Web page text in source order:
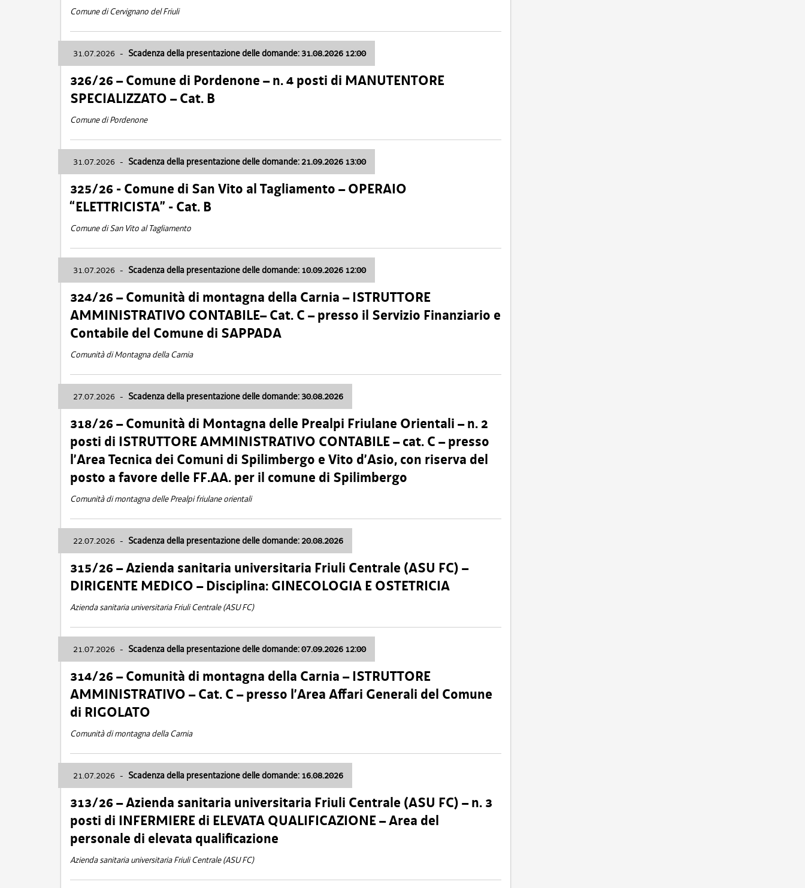
Comune di Cervignano del Friuli
31.07.2026 - Scadenza della presentazione delle domande: 31.08.2026 12:00
326/26 – Comune di Pordenone – n. 4 posti di MANUTENTORE
SPECIALIZZATO – Cat. B
Comune di Pordenone
31.07.2026 - Scadenza della presentazione delle domande: 21.09.2026 13:00
325/26 - Comune di San Vito al Tagliamento – OPERAIO
“ELETTRICISTA” - Cat. B
Comune di San Vito al Tagliamento
31.07.2026 - Scadenza della presentazione delle domande: 10.09.2026 12:00
324/26 – Comunità di montagna della Carnia – ISTRUTTORE
AMMINISTRATIVO CONTABILE– Cat. C – presso il Servizio Finanziario e
Contabile del Comune di SAPPADA
Comunità di Montagna della Carnia
27.07.2026 - Scadenza della presentazione delle domande: 30.08.2026
318/26 – Comunità di Montagna delle Prealpi Friulane Orientali – n. 2
posti di ISTRUTTORE AMMINISTRATIVO CONTABILE – cat. C – presso
l’Area Tecnica dei Comuni di Spilimbergo e Vito d’Asio, con riserva del
posto a favore delle FF.AA. per il comune di Spilimbergo
Comunità di montagna delle Prealpi friulane orientali
22.07.2026 - Scadenza della presentazione delle domande: 20.08.2026
315/26 – Azienda sanitaria universitaria Friuli Centrale (ASU FC) –
DIRIGENTE MEDICO – Disciplina: GINECOLOGIA E OSTETRICIA
Azienda sanitaria universitaria Friuli Centrale (ASU FC)
21.07.2026 - Scadenza della presentazione delle domande: 07.09.2026 12:00
314/26 – Comunità di montagna della Carnia – ISTRUTTORE
AMMINISTRATIVO – Cat. C – presso l’Area Affari Generali del Comune
di RIGOLATO
Comunità di montagna della Carnia
21.07.2026 - Scadenza della presentazione delle domande: 16.08.2026
313/26 – Azienda sanitaria universitaria Friuli Centrale (ASU FC) – n. 3
posti di INFERMIERE di ELEVATA QUALIFICAZIONE – Area del
personale di elevata qualificazione
Azienda sanitaria universitaria Friuli Centrale (ASU FC)